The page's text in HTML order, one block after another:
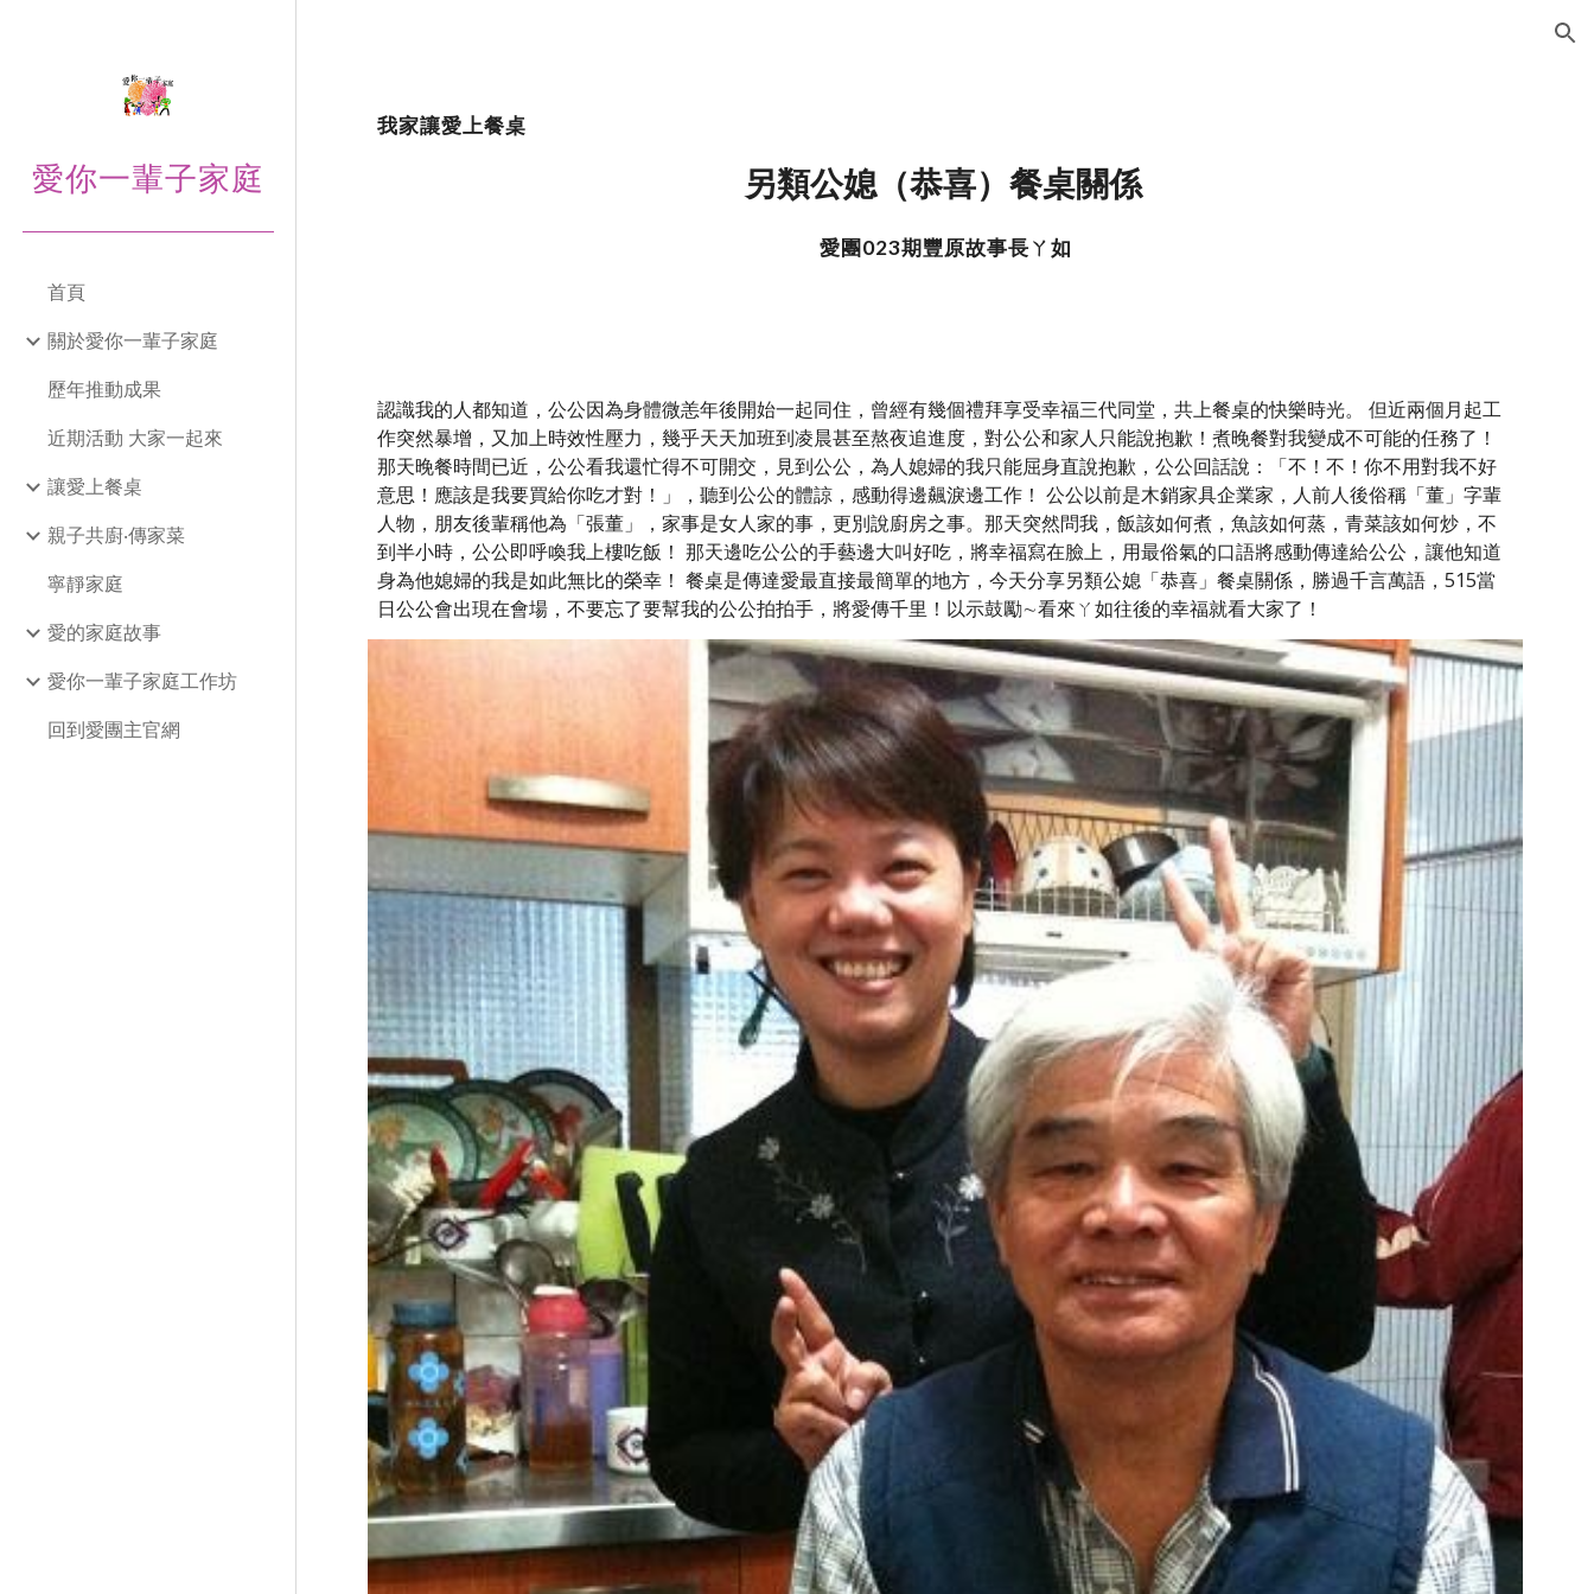
愛你一輩子家庭
首頁
關於愛你一輩子家庭
歷年推動成果
近期活動 大家一起來
讓愛上餐桌
親子共廚‧傳家菜
寧靜家庭
愛的家庭故事
愛你一輩子家庭工作坊
回到愛團主官網
我家讓愛上餐桌
另類公媳（恭喜）餐桌關係
愛團023期豐原故事長ㄚ如
認識我的人都知道，公公因為身體微恙年後開始一起同住，曾經有幾個禮拜享受幸福三代同堂，共上餐桌的快樂時光。 但近兩個月起工
作突然暴增，又加上時效性壓力，幾乎天天加班到凌晨甚至熬夜追進度，對公公和家人只能說抱歉！煮晚餐對我變成不可能的任務了！
那天晚餐時間已近，公公看我還忙得不可開交，見到公公，為人媳婦的我只能屈身直說抱歉，公公回話說：「不！不！你不用對我不好
意思！應該是我要買給你吃才對！」，聽到公公的體諒，感動得邊飆淚邊工作！ 公公以前是木銷家具企業家，人前人後俗稱「董」字輩
人物，朋友後輩稱他為「張董」，家事是女人家的事，更別說廚房之事。那天突然問我，飯該如何煮，魚該如何蒸，青菜該如何炒，不
到半小時，公公即呼喚我上樓吃飯！ 那天邊吃公公的手藝邊大叫好吃，將幸福寫在臉上，用最俗氣的口語將感動傳達給公公，讓他知道
身為他媳婦的我是如此無比的榮幸！ 餐桌是傳達愛最直接最簡單的地方，今天分享另類公媳「恭喜」餐桌關係，勝過千言萬語，515當
日公公會出現在會場，不要忘了要幫我的公公拍拍手，將愛傳千里！以示鼓勵∼看來ㄚ如往後的幸福就看大家了！